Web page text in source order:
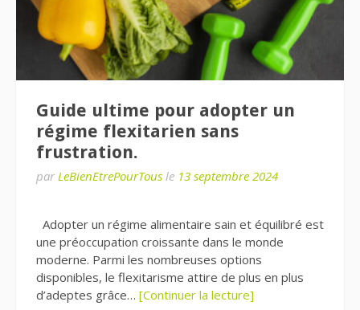
Guide ultime pour adopter un
régime flexitarien sans
frustration.
par LeBienEtrePourTous le 13 septembre 2024
Adopter un régime alimentaire sain et équilibré est
une préoccupation croissante dans le monde
moderne. Parmi les nombreuses options
disponibles, le flexitarisme attire de plus en plus
d’adeptes grâce… [Continuer la lecture]